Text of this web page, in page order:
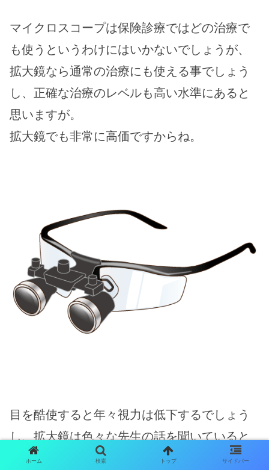
マイクロスコープは保険診療ではどの治療で
も使うというわけにはいかないでしょうが、
拡大鏡なら通常の治療にも使える事でしょう
し、正確な治療のレベルも高い水準にあると
思いますが。
拡大鏡でも非常に高価ですからね。
目を酷使すると年々視力は低下するでしょう
し、拡大鏡は色々な先生の話を聞いていると
目が楽で正確だと思うのですけどね。
ホーム 検索 トップ サイドバー